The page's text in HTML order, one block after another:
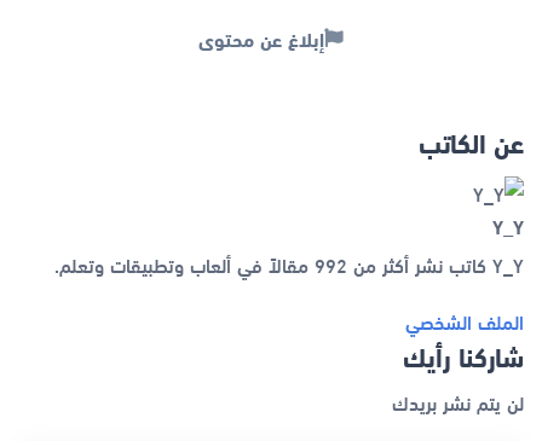
إبلاغ عن محتوى
عن الكاتب
Y_Y
Y_Y كاتب نشر أكثر من 992 مقالاً في ألعاب وتطبيقات وتعلم.
الملف الشخصي
شاركنا رأيك
لن يتم نشر بريدك